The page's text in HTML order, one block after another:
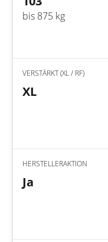
bis 875 kg
VERSTÄRKT (XL / RF)
XL
HERSTELLERAKTION
Ja